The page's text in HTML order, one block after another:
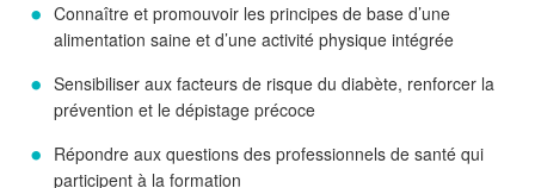
Connaître et promouvoir les principes de base d’une
alimentation saine et d’une activité physique intégrée
Sensibiliser aux facteurs de risque du diabète, renforcer la
prévention et le dépistage précoce
Répondre aux questions des professionnels de santé qui
participent à la formation